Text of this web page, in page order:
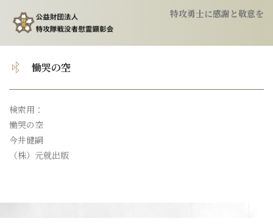
特攻勇士に感謝と敬意を
トップ
顕彰会について
慟哭の空
検索用：
慟哭の空
今井健嗣
（株）元就出版